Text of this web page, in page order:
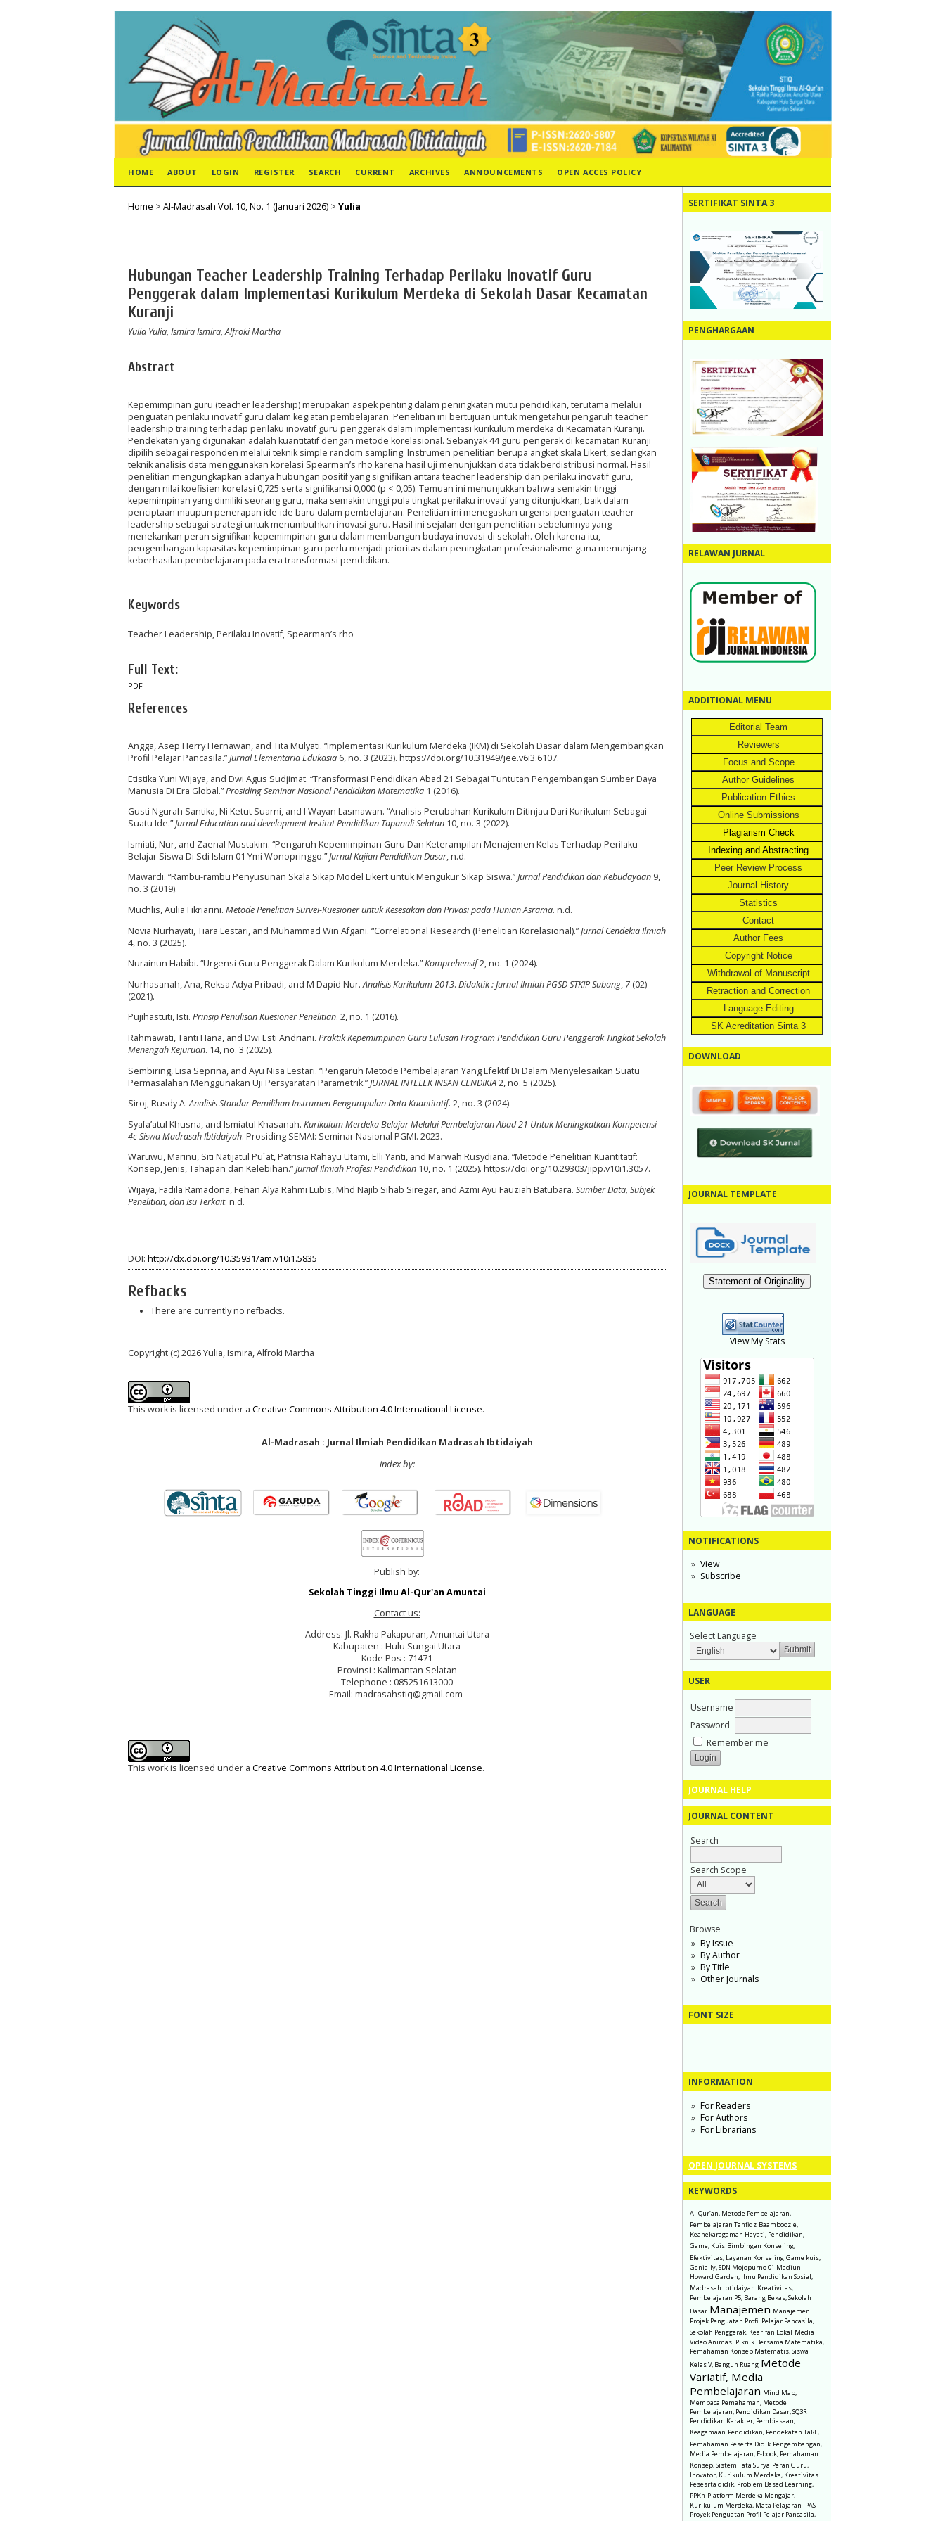
SERTIFIKAT SINTA 3
PENGHARGAAN
RELAWAN JURNAL
ADDITIONAL MENU
Editorial Team
Reviewers
Focus and Scope
Author Guidelines
Publication Ethics
Online Submissions
Plagiarism Check
Indexing and Abstracting
Peer Review Process
Journal History
Statistics
Contact
Author Fees
Copyright Notice
Withdrawal of Manuscript
Retraction and Correction
Language Editing
SK Acreditation Sinta 3
DOWNLOAD
JOURNAL TEMPLATE
Statement of Originality
View My Stats
NOTIFICATIONS
View
Subscribe
LANGUAGE
Select Language
USER
Username
Password
Remember me
JOURNAL HELP
JOURNAL CONTENT
Search
Search Scope
Browse
By Issue
By Author
By Title
Other Journals
FONT SIZE
INFORMATION
For Readers
For Authors
For Librarians
OPEN JOURNAL SYSTEMS
KEYWORDS
Al-Qur’an, Metode Pembelajaran,
Pembelajaran Tahfidz Baamboozle,
Keanekaragaman Hayati, Pendidikan,
Game, Kuis Bimbingan Konseling,
Efektivitas, Layanan Konseling Game kuis,
Genially, SDN Mojopurno 01 Madiun
Howard Garden, Ilmu Pendidikan Sosial,
Madrasah Ibtidaiyah Kreativitas,
Pembelajaran P5, Barang Bekas, Sekolah
Dasar Manajemen Manajemen
Projek Penguatan Profil Pelajar Pancasila,
Sekolah Penggerak, Kearifan Lokal Media
Video Animasi Piknik Bersama Matematika,
Pemahaman Konsep Matematis, Siswa
Kelas V, Bangun Ruang Metode
Variatif, Media
Pembelajaran Mind Map,
Membaca Pemahaman, Metode
Pembelajaran, Pendidikan Dasar, SQ3R
Pendidikan Karakter, Pembiasaan,
Keagamaan Pendidikan, Pendekatan TaRL,
Pemahaman Peserta Didik Pengembangan,
Media Pembelajaran, E-book, Pemahaman
Konsep, Sistem Tata Surya Peran Guru,
Inovator, Kurikulum Merdeka, Kreativitas
Pesesrta didik, Problem Based Learning,
PPKn Platform Merdeka Mengajar,
Kurikulum Merdeka, Mata Pelajaran IPAS
Proyek Penguatan Profil Pelajar Pancasila,
HOME ABOUT LOGIN REGISTER SEARCH CURRENT ARCHIVES ANNOUNCEMENTS OPEN ACCES POLICY
Home > Al-Madrasah Vol. 10, No. 1 (Januari 2026) > Yulia
Hubungan Teacher Leadership Training Terhadap Perilaku Inovatif Guru
Penggerak dalam Implementasi Kurikulum Merdeka di Sekolah Dasar Kecamatan
Kuranji
Yulia Yulia, Ismira Ismira, Alfroki Martha
Abstract
Kepemimpinan guru (teacher leadership) merupakan aspek penting dalam peningkatan mutu pendidikan, terutama melalui
penguatan perilaku inovatif guru dalam kegiatan pembelajaran. Penelitian ini bertujuan untuk mengetahui pengaruh teacher
leadership training terhadap perilaku inovatif guru penggerak dalam implementasi kurikulum merdeka di Kecamatan Kuranji.
Pendekatan yang digunakan adalah kuantitatif dengan metode korelasional. Sebanyak 44 guru pengerak di kecamatan Kuranji
dipilih sebagai responden melalui teknik simple random sampling. Instrumen penelitian berupa angket skala Likert, sedangkan
teknik analisis data menggunakan korelasi Spearman’s rho karena hasil uji menunjukkan data tidak berdistribusi normal. Hasil
penelitian mengungkapkan adanya hubungan positif yang signifikan antara teacher leadership dan perilaku inovatif guru,
dengan nilai koefisien korelasi 0,725 serta signifikansi 0,000 (p < 0,05). Temuan ini menunjukkan bahwa semakin tinggi
kepemimpinan yang dimiliki seorang guru, maka semakin tinggi pula tingkat perilaku inovatif yang ditunjukkan, baik dalam
penciptaan maupun penerapan ide-ide baru dalam pembelajaran. Penelitian ini menegaskan urgensi penguatan teacher
leadership sebagai strategi untuk menumbuhkan inovasi guru. Hasil ini sejalan dengan penelitian sebelumnya yang
menekankan peran signifikan kepemimpinan guru dalam membangun budaya inovasi di sekolah. Oleh karena itu,
pengembangan kapasitas kepemimpinan guru perlu menjadi prioritas dalam peningkatan profesionalisme guna menunjang
keberhasilan pembelajaran pada era transformasi pendidikan.
Keywords
Teacher Leadership, Perilaku Inovatif, Spearman’s rho
Full Text:
PDF
References
Angga, Asep Herry Hernawan, and Tita Mulyati. “Implementasi Kurikulum Merdeka (IKM) di Sekolah Dasar dalam Mengembangkan
Profil Pelajar Pancasila.”Jurnal Elementaria Edukasia 6, no. 3 (2023). https://doi.org/10.31949/jee.v6i3.6107.
Etistika Yuni Wijaya, and Dwi Agus Sudjimat. “Transformasi Pendidikan Abad 21 Sebagai Tuntutan Pengembangan Sumber Daya
Manusia Di Era Global.”Prosiding Seminar Nasional Pendidikan Matematika 1 (2016).
Gusti Ngurah Santika, Ni Ketut Suarni, and I Wayan Lasmawan. “Analisis Perubahan Kurikulum Ditinjau Dari Kurikulum Sebagai
Suatu Ide.”Jurnal Education and development Institut Pendidikan Tapanuli Selatan 10, no. 3 (2022).
Ismiati, Nur, and Zaenal Mustakim. “Pengaruh Kepemimpinan Guru Dan Keterampilan Menajemen Kelas Terhadap Perilaku
Belajar Siswa Di Sdi Islam 01 Ymi Wonopringgo.”Jurnal Kajian Pendidikan Dasar, n.d.
Mawardi. “Rambu-rambu Penyusunan Skala Sikap Model Likert untuk Mengukur Sikap Siswa.”Jurnal Pendidikan dan Kebudayaan 9,
no. 3 (2019).
Muchlis, Aulia Fikriarini. Metode Penelitian Survei-Kuesioner untuk Kesesakan dan Privasi pada Hunian Asrama. n.d.
Novia Nurhayati, Tiara Lestari, and Muhammad Win Afgani. “Correlational Research (Penelitian Korelasional).”Jurnal Cendekia Ilmiah
4, no. 3 (2025).
Nurainun Habibi. “Urgensi Guru Penggerak Dalam Kurikulum Merdeka.”Komprehensif2, no. 1 (2024).
Nurhasanah, Ana, Reksa Adya Pribadi, and M Dapid Nur.Analisis Kurikulum 2013. Didaktik : Jurnal Ilmiah PGSD STKIP Subang, 7 (02)
(2021).
Pujihastuti, Isti. Prinsip Penulisan Kuesioner Penelitian. 2, no. 1 (2016).
Rahmawati, Tanti Hana, and Dwi Esti Andriani. Praktik Kepemimpinan Guru Lulusan Program Pendidikan Guru Penggerak Tingkat Sekolah
Menengah Kejuruan. 14, no. 3 (2025).
Sembiring, Lisa Seprina, and Ayu Nisa Lestari. “Pengaruh Metode Pembelajaran Yang Efektif Di Dalam Menyelesaikan Suatu
Permasalahan Menggunakan Uji Persyaratan Parametrik.”JURNAL INTELEK INSAN CENDIKIA2, no. 5 (2025).
Siroj, Rusdy A.Analisis Standar Pemilihan Instrumen Pengumpulan Data Kuantitatif. 2, no. 3 (2024).
Syafa’atul Khusna, and Ismiatul Khasanah. Kurikulum Merdeka Belajar Melalui Pembelajaran Abad 21 Untuk Meningkatkan Kompetensi
4c Siswa Madrasah Ibtidaiyah. Prosiding SEMAI: Seminar Nasional PGMI. 2023.
Waruwu, Marinu, Siti Natijatul Pu`at, Patrisia Rahayu Utami, Elli Yanti, and Marwah Rusydiana. “Metode Penelitian Kuantitatif:
Konsep, Jenis, Tahapan dan Kelebihan.”Jurnal Ilmiah Profesi Pendidikan 10, no. 1 (2025). https://doi.org/10.29303/jipp.v10i1.3057.
Wijaya, Fadila Ramadona, Fehan Alya Rahmi Lubis, Mhd Najib Sihab Siregar, and Azmi Ayu Fauziah Batubara. Sumber Data, Subjek
Penelitian, dan Isu Terkait. n.d.
DOI: http://dx.doi.org/10.35931/am.v10i1.5835
Refbacks
There are currently no refbacks.
Copyright (c) 2026 Yulia, Ismira, Alfroki Martha
This work is licensed under a Creative Commons Attribution 4.0 International License.
Al-Madrasah : Jurnal Ilmiah Pendidikan Madrasah Ibtidaiyah
index by:
Publish by:
Sekolah Tinggi Ilmu Al-Qur'an Amuntai
Contact us:
Address: Jl. Rakha Pakapuran, Amuntai Utara
Kabupaten : Hulu Sungai Utara
Kode Pos : 71471
Provinsi : Kalimantan Selatan
Telephone : 085251613000
Email: madrasahstiq@gmail.com
This work is licensed under a Creative Commons Attribution 4.0 International License.